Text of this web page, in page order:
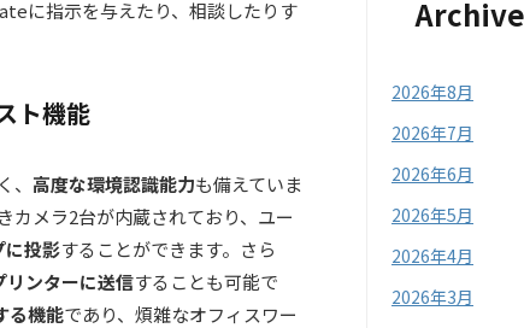
に指示を与えたり、相談したりす
ト機能
高度な環境認識能力も備えていま
カメラ2台が内蔵されており、ユー
に投影することができます。さら
リンターに送信することも可能で
る機能であり、煩雑なオフィスワー
2026年8月
2026年7月
2026年6月
2026年5月
2026年4月
2026年3月